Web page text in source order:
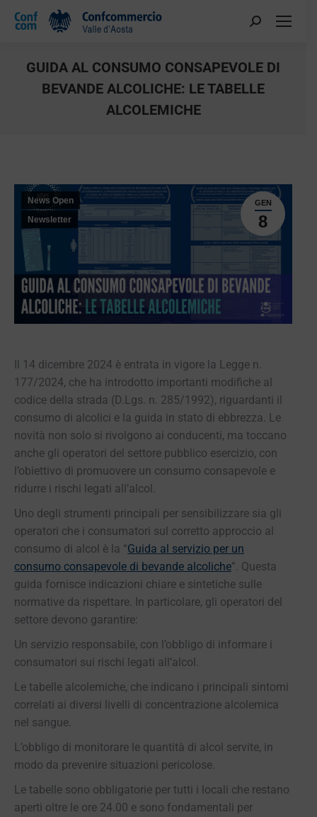
GUIDA AL CONSUMO CONSAPEVOLE DI
BEVANDE ALCOLICHE: LE TABELLE
ALCOLEMICHE
GEN
8
News Open
Newsletter
Il 14 dicembre 2024 è entrata in vigore la Legge n.
177/2024, che ha introdotto importanti modifiche al
codice della strada (D.Lgs. n. 285/1992), riguardanti il
consumo di alcolici e la guida in stato di ebbrezza. Le
novità non solo si rivolgono ai conducenti, ma toccano
anche gli operatori del settore pubblico esercizio, con
l’obiettivo di promuovere un consumo consapevole e
ridurre i rischi legati all’alcol.
Uno degli strumenti principali per sensibilizzare sia gli
operatori che i consumatori sul corretto approccio al
consumo di alcol è la “Guida al servizio per un
consumo consapevole di bevande alcoliche”. Questa
guida fornisce indicazioni chiare e sintetiche sulle
normative da rispettare. In particolare, gli operatori del
settore devono garantire:
Un servizio responsabile, con l’obbligo di informare i
consumatori sui rischi legati all’alcol.
Le tabelle alcolemiche, che indicano i principali sintomi
correlati ai diversi livelli di concentrazione alcolemica
nel sangue.
L’obbligo di monitorare le quantità di alcol servite, in
modo da prevenire situazioni pericolose.
Le tabelle sono obbligatorie per tutti i locali che restano
aperti oltre le ore 24.00 e sono fondamentali per